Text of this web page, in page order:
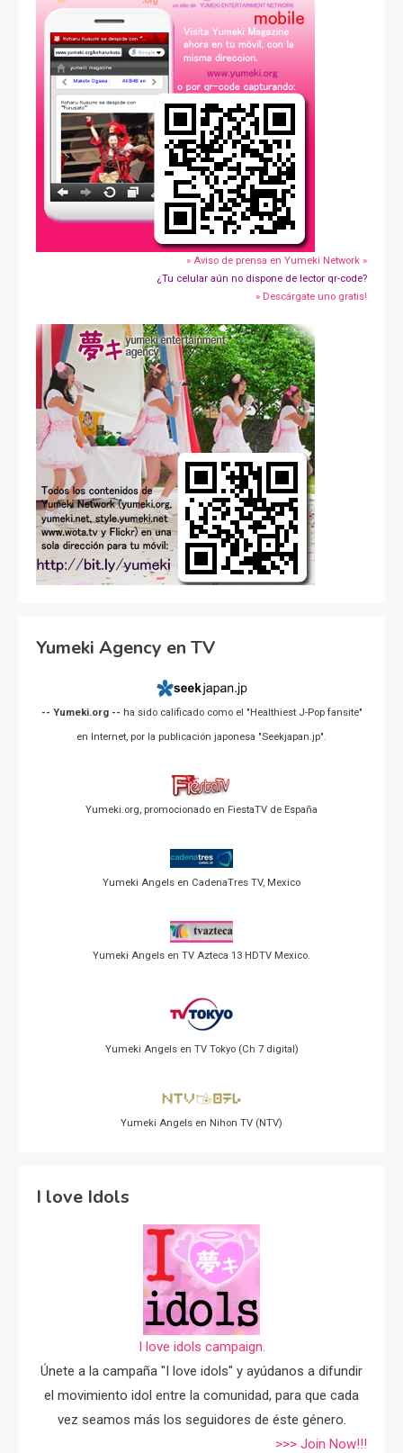
» Aviso de prensa en Yumeki Network »
¿Tu celular aún no dispone de lector qr-code?
» Descárgate uno gratis!
Yumeki Agency en TV
-- Yumeki.org -- ha sido calificado como el "Healthiest J-Pop fansite"
en Internet, por la publicación japonesa "Seekjapan.jp".
Yumeki.org, promocionado en FiestaTV de España
Yumeki Angels en CadenaTres TV, Mexico
Yumeki Angels en TV Azteca 13 HDTV Mexico.
Yumeki Angels en TV Tokyo (Ch 7 digital)
Yumeki Angels en Nihon TV (NTV)
I love Idols
I love idols campaign.
Únete a la campaña "I love idols" y ayúdanos a difundir
el movimiento idol entre la comunidad, para que cada
vez seamos más los seguidores de éste género.
>>> Join Now!!!